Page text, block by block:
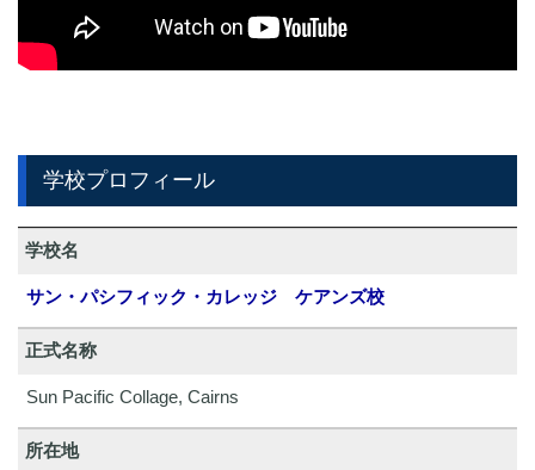
学校プロフィール
学校名
サン・パシフィック・カレッジ ケアンズ校
正式名称
Sun Pacific Collage, Cairns
所在地